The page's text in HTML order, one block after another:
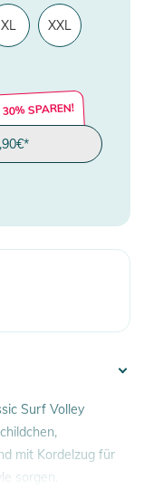
XL XXL
30% SPAREN!
€*
Surf Volley
mit Kordelzug für
sorgen.